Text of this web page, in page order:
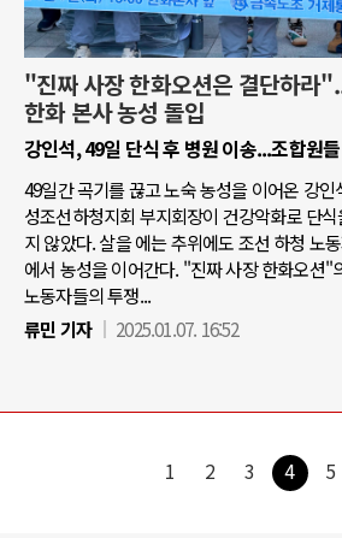
"진짜 사장 한화오션은 결단하라
한화 본사 농성 돌입
강인석, 49일 단식 후 병원 이송...조합원
49일간 곡기를 끊고 노숙 농성을 이어온 강
성조선하청지회 부지회장이 건강악화로 단
지 않았다. 살을 에는 추위에도 조선 하청 노
에서 농성을 이어간다. "진짜 사장 한화오션"
노동자들의 투쟁...
류민 기자
2025.01.07. 16:52
1 2 3 4 5